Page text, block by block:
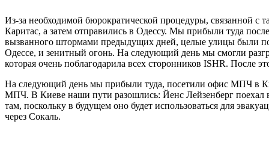
Из-за необходимой бюрократической процедуры, связанной с
Каритас, а затем отправились в Одессу. Мы прибыли туда
вызванного штормами предыдущих дней, целые улицы были
Одессе, и зенитный огонь. На следующий день мы смогли
которая очень поблагодарила всех сторонников ISHR. После
На следующий день мы прибыли туда, посетили офис МПЧ в
МПЧ. В Киеве наши пути разошлись: Йенс Лейзенберг поехал в
там, поскольку в будущем оно будет использоваться для
через Сокаль.